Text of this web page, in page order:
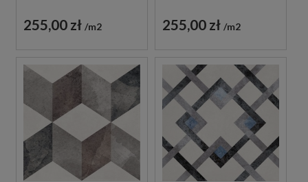
255,00 zł m2 255,00 zł m2